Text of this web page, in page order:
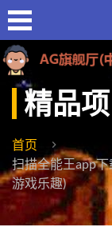
精品项
首页
扫描全能王app
游戏乐趣)